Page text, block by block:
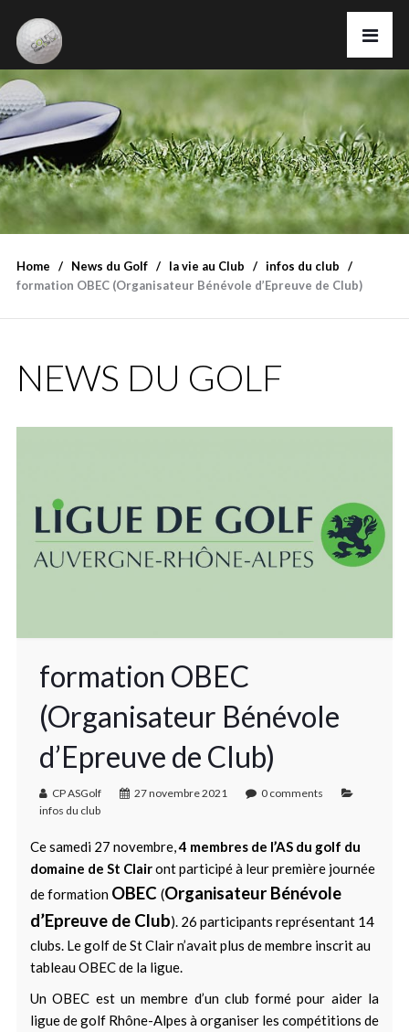
Home News du Golf la vie au Club
infos du club
formation OBEC (Organisateur Bénévole d’Epreuve de Club)
NEWS DU GOLF
formation OBEC
(Organisateur Bénévole
d’Epreuve de Club)
CP ASGolf 27 novembre 2021
0 comments
infos du club
Ce samedi 27 novembre,4 membres de l’AS du golf du
domaine de St Clairont participé à leur première journée
de formation OBEC (Organisateur Bénévole
d’Epreuve de Club). 26 participants représentant 14
clubs. Le golf de St Clair n’avait plus de membre inscrit au
tableau OBEC de la ligue.
Un OBEC est un membre d’un club formé pour aider la
ligue de golf Rhône-Alpes à organiser les compétitions de